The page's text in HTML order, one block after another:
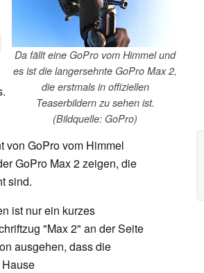
Da fällt eine GoPro vom Himmel und
es ist die langersehnte GoPro Max 2,
die erstmals in offiziellen
Teaserbildern zu sehen ist.
(Bildquelle: GoPro)
von GoPro vom Himmel
GoPro Max 2 zeigen, die
sind.
ist nur ein kurzes
"Max 2" an der Seite
ausgehen, dass die